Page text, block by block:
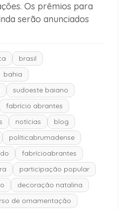
Os prêmios para
serão anunciados
brasil
bahia
sudoeste baiano
fabrício abrantes
notícias
blog
políticabrumadense
fabrícioabrantes
participação popular
decoração natalina
de ornamentação